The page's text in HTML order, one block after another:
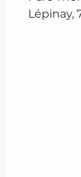
Lépinay,